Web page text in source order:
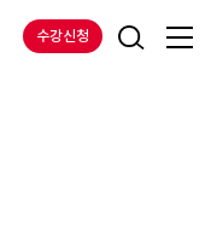
수강신청